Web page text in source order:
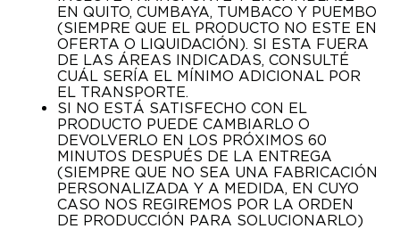
EN QUITO, CUMBAYA, TUMBACO Y PUEMBO
(SIEMPRE QUE EL PRODUCTO NO ESTE EN
OFERTA O LIQUIDACIÓN). SI ESTA FUERA
DE LAS ÁREAS INDICADAS, CONSULTÉ
CUÁL SERÍA EL MÍNIMO ADICIONAL POR
EL TRANSPORTE.
SI NO ESTÁ SATISFECHO CON EL
PRODUCTO PUEDE CAMBIARLO O
DEVOLVERLO EN LOS PRÓXIMOS 60
MINUTOS DESPUÉS DE LA ENTREGA
(SIEMPRE QUE NO SEA UNA FABRICACIÓN
PERSONALIZADA Y A MEDIDA, EN CUYO
CASO NOS REGIREMOS POR LA ORDEN
DE PRODUCCIÓN PARA SOLUCIONARLO)